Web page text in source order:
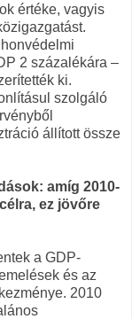
értéke, vagyis
2 százalékára –
ki.
szolgáló
állított össze
amíg 2010-
ez jövőre
a GDP-
és az
2010